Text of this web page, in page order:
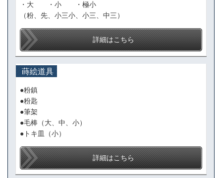
・大 ・小 ・極小
（粉、先、小三小、小三、中三）
詳細はこちら
蒔絵道具
●粉鎮
●粉匙
●筆架
●毛棒（大、中、小）
●トキ皿（小）
詳細はこちら